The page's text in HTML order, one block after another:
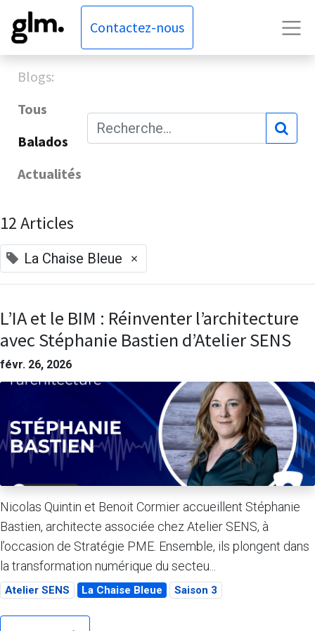
Contactez-nous
Blogs:
Tous
Balados
Actualités
12 Articles
La Chaise Bleue ×
L’IA et le BIM : Réinventer l’architecture
avec Stéphanie Bastien d’Atelier SENS
févr. 26, 2026
Nicolas Quintin et Benoit Cormier accueillent Stéphanie
Bastien, architecte associée chez Atelier SENS, à
l’occasion de Stratégie PME. Ensemble, ils plongent dans
la transformation numérique du secteu...
Atelier SENS La Chaise Bleue Saison 3